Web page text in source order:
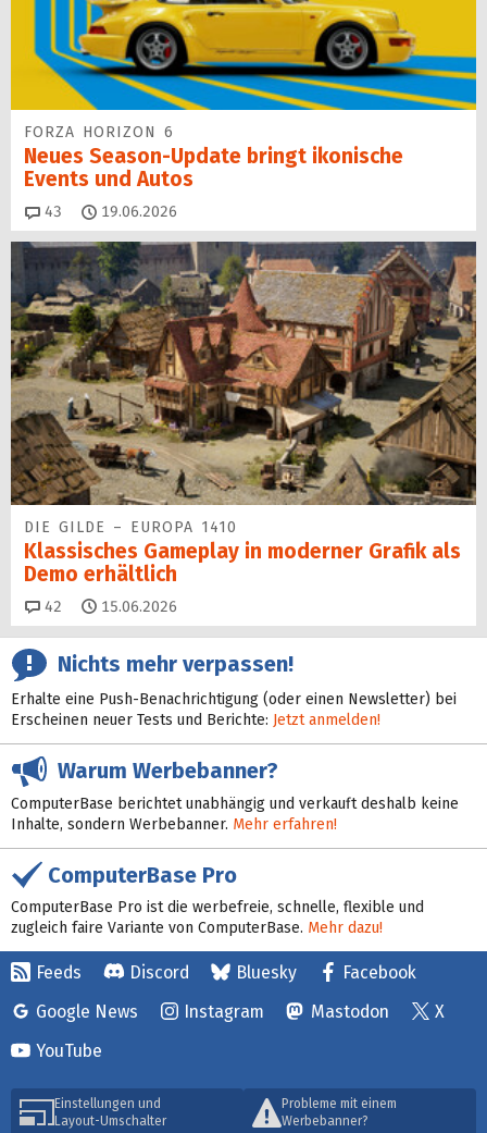
FORZA HORIZON 6
Neues Season-Update bringt ikonische
Events und Autos
43 Kommentare
19.06.2026
DIE GILDE – EUROPA 1410
Klassisches Gameplay in moderner Grafik als
Demo erhältlich
42 Kommentare
15.06.2026
Nichts mehr verpassen!
Erhalte eine Push-Benachrichtigung (oder einen Newsletter) bei
Erscheinen neuer Tests und Berichte: Jetzt anmelden!
Warum Werbebanner?
ComputerBase berichtet unabhängig und verkauft deshalb keine
Inhalte, sondern Werbebanner. Mehr erfahren!
ComputerBase Pro
ComputerBase Pro ist die werbefreie, schnelle, flexible und
zugleich faire Variante von ComputerBase. Mehr dazu!
Feeds Discord Bluesky
Facebook
Google News
Instagram Mastodon
X
YouTube
Einstellungen und
Layout-Umschalter
Probleme mit einem
Werbebanner?